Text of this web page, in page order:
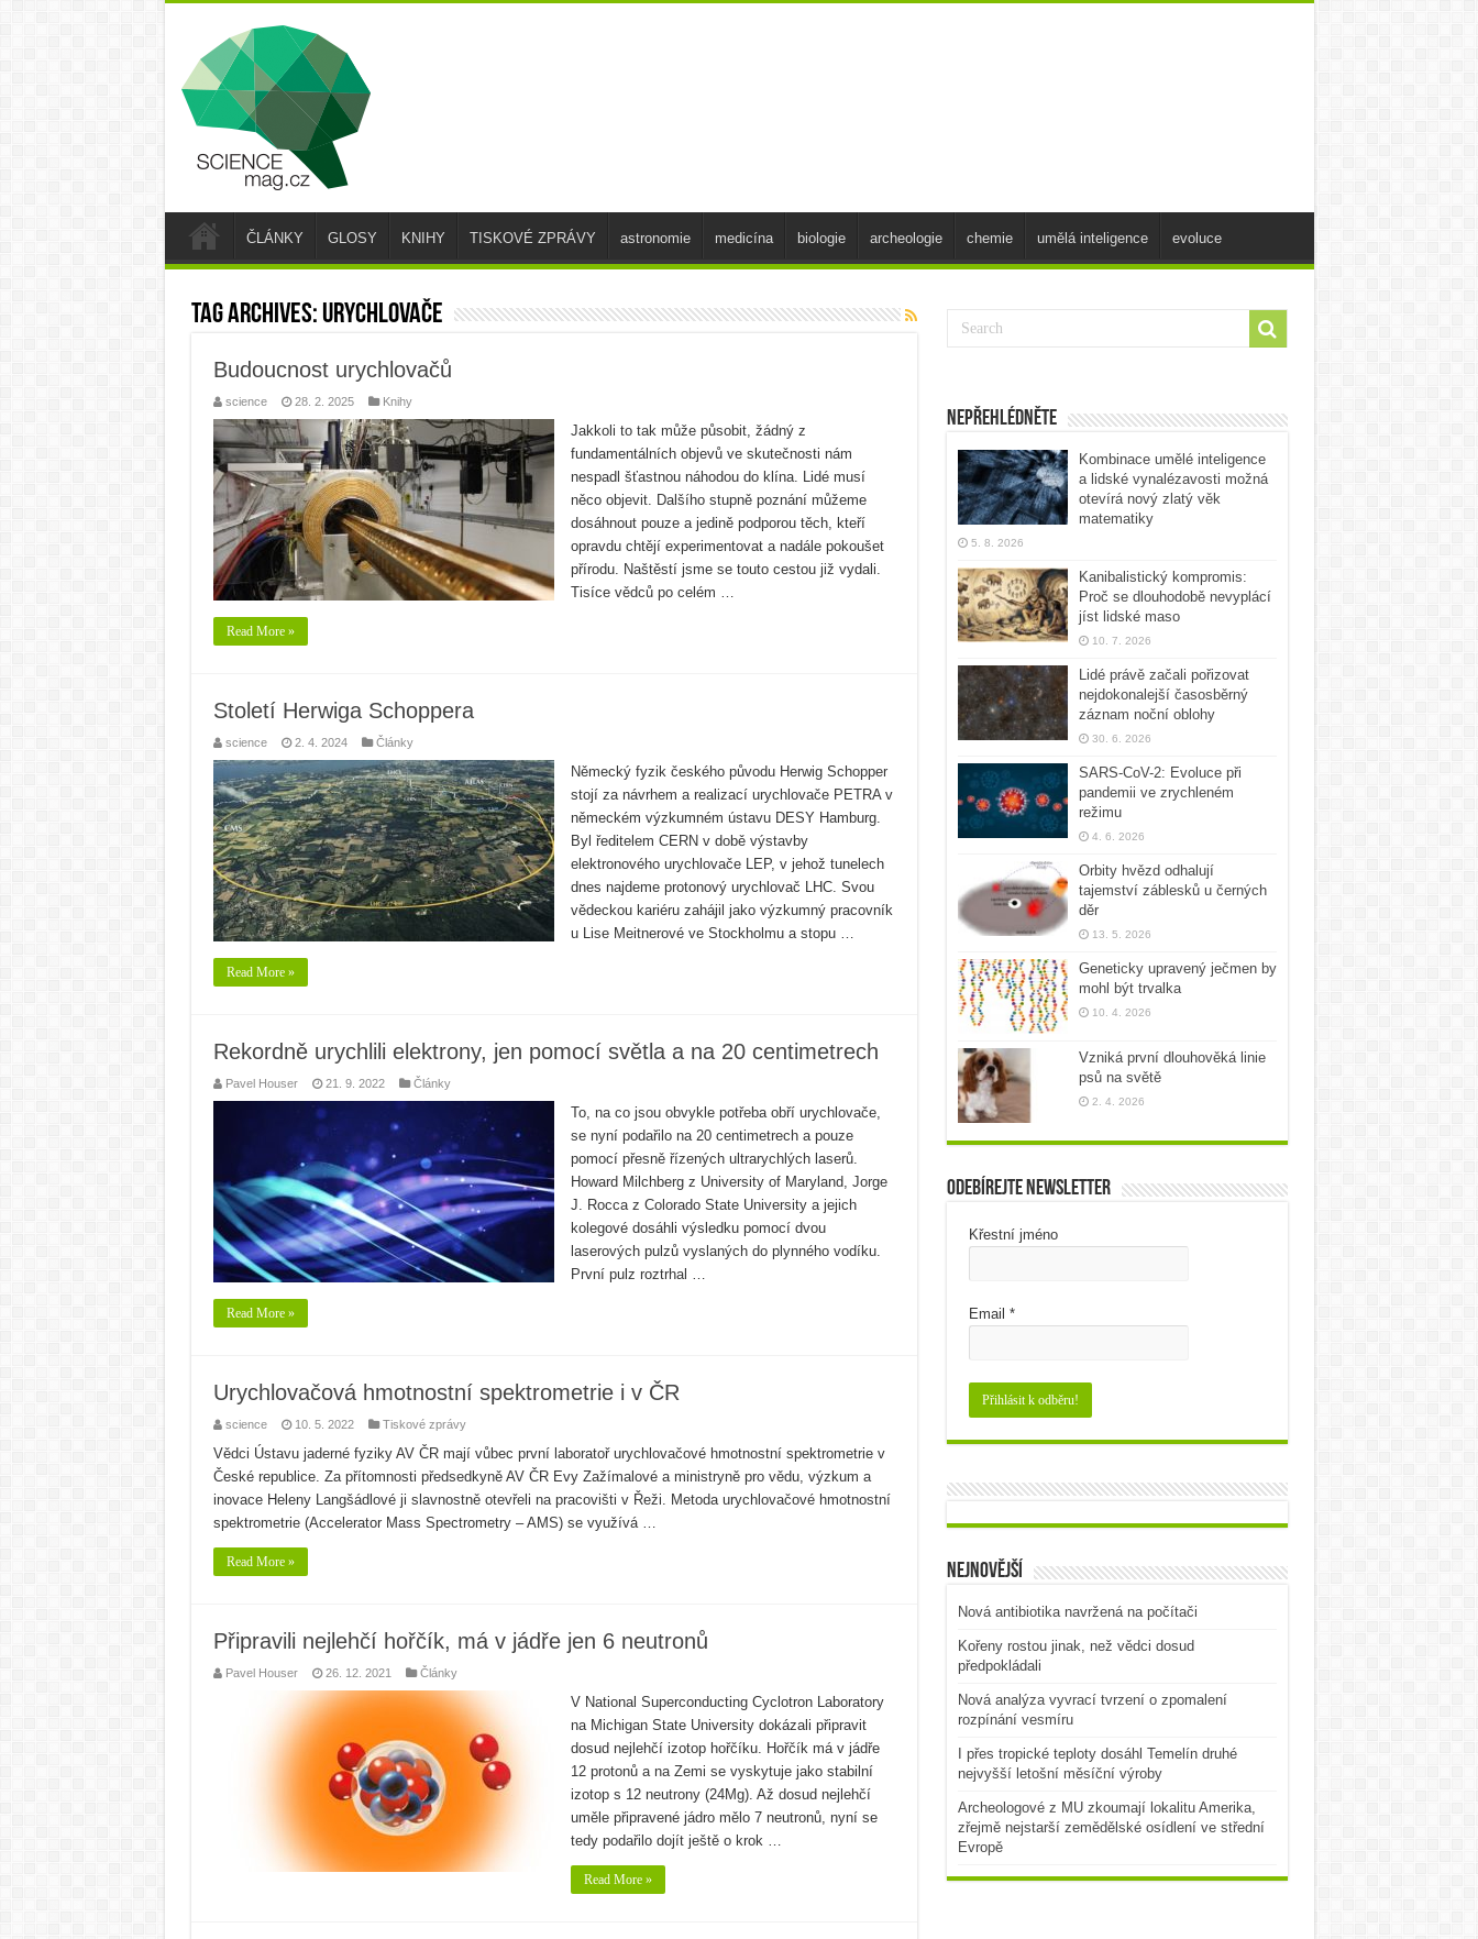
ČLÁNKY GLOSY KNIHY TISKOVÉ ZPRÁVY astronomie medicína biologie archeologie chemie umělá inteligence evoluce
Tag Archives: urychlovače
Budoucnost urychlovačů
science 28. 2. 2025 Knihy
Jakkoli to tak může působit, žádný z
fundamentálních objevů ve skutečnosti nám
nespadl šťastnou náhodou do klína. Lidé musí
něco objevit. Dalšího stupně poznání můžeme
dosáhnout pouze a jedině podporou těch, kteří
opravdu chtějí experimentovat a nadále pokoušet
přírodu. Naštěstí jsme se touto cestou již vydali.
Tisíce vědců po celém …
Read More »
Století Herwiga Schoppera
science 2. 4. 2024 Články
Německý fyzik českého původu Herwig Schopper
stojí za návrhem a realizací urychlovače PETRA v
německém výzkumném ústavu DESY Hamburg.
Byl ředitelem CERN v době výstavby
elektronového urychlovače LEP, v jehož tunelech
dnes najdeme protonový urychlovač LHC. Svou
vědeckou kariéru zahájil jako výzkumný pracovník
u Lise Meitnerové ve Stockholmu a stopu …
Read More »
Rekordně urychlili elektrony, jen pomocí světla a na 20 centimetrech
Pavel Houser 21. 9. 2022 Články
To, na co jsou obvykle potřeba obří urychlovače,
se nyní podařilo na 20 centimetrech a pouze
pomocí přesně řízených ultrarychlých laserů.
Howard Milchberg z University of Maryland, Jorge
J. Rocca z Colorado State University a jejich
kolegové dosáhli výsledku pomocí dvou
laserových pulzů vyslaných do plynného vodíku.
První pulz roztrhal …
Read More »
Urychlovačová hmotnostní spektrometrie i v ČR
science 10. 5. 2022 Tiskové zprávy
Vědci Ústavu jaderné fyziky AV ČR mají vůbec první laboratoř urychlovačové hmotnostní spektrometrie v
České republice. Za přítomnosti předsedkyně AV ČR Evy Zažímalové a ministryně pro vědu, výzkum a
inovace Heleny Langšádlové ji slavnostně otevřeli na pracovišti v Řeži. Metoda urychlovačové hmotnostní
spektrometrie (Accelerator Mass Spectrometry – AMS) se využívá …
Read More »
Připravili nejlehčí hořčík, má v jádře jen 6 neutronů
Pavel Houser 26. 12. 2021 Články
V National Superconducting Cyclotron Laboratory
na Michigan State University dokázali připravit
dosud nejlehčí izotop hořčíku. Hořčík má v jádře
12 protonů a na Zemi se vyskytuje jako stabilní
izotop s 12 neutrony (24Mg). Až dosud nejlehčí
uměle připravené jádro mělo 7 neutronů, nyní se
tedy podařilo dojít ještě o krok …
Read More »
Nepřehlédněte
Kombinace umělé inteligence
a lidské vynalézavosti možná
otevírá nový zlatý věk
matematiky
5. 8. 2026
Kanibalistický kompromis:
Proč se dlouhodobě nevyplácí
jíst lidské maso
10. 7. 2026
Lidé právě začali pořizovat
nejdokonalejší časosběrný
záznam noční oblohy
30. 6. 2026
SARS-CoV-2: Evoluce při
pandemii ve zrychleném
režimu
4. 6. 2026
Orbity hvězd odhalují
tajemství záblesků u černých
děr
13. 5. 2026
Geneticky upravený ječmen by
mohl být trvalka
10. 4. 2026
Vzniká první dlouhověká linie
psů na světě
2. 4. 2026
Odebírejte newsletter
Křestní jméno
Email *
Nejnovější
Nová antibiotika navržená na počítači
Kořeny rostou jinak, než vědci dosud
předpokládali
Nová analýza vyvrací tvrzení o zpomalení
rozpínání vesmíru
I přes tropické teploty dosáhl Temelín druhé
nejvyšší letošní měsíční výroby
Archeologové z MU zkoumají lokalitu Amerika,
zřejmě nejstarší zemědělské osídlení ve střední
Evropě